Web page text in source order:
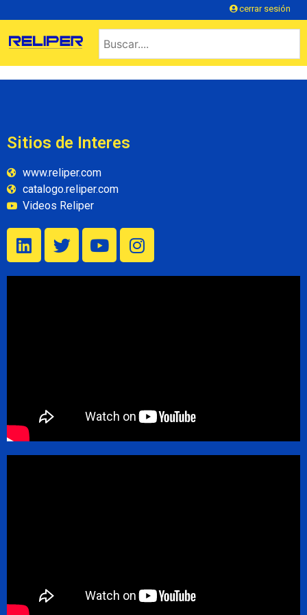
cerrar sesión
Sitios de Interes
www.reliper.com
catalogo.reliper.com
Videos Reliper